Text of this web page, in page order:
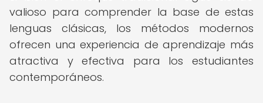
valioso para comprender la base de estas
lenguas clásicas, los métodos modernos
ofrecen una experiencia de aprendizaje más
atractiva y efectiva para los estudiantes
contemporáneos.